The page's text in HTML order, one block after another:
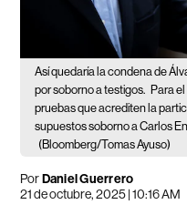
Así quedaría la condena de
por soborno a testigos. Para
pruebas que acrediten la
supuestos soborno a Carlos
(Bloomberg/Tomas Ayuso)
PorDaniel Guerrero
21 de octubre, 2025 | 10:16 AM